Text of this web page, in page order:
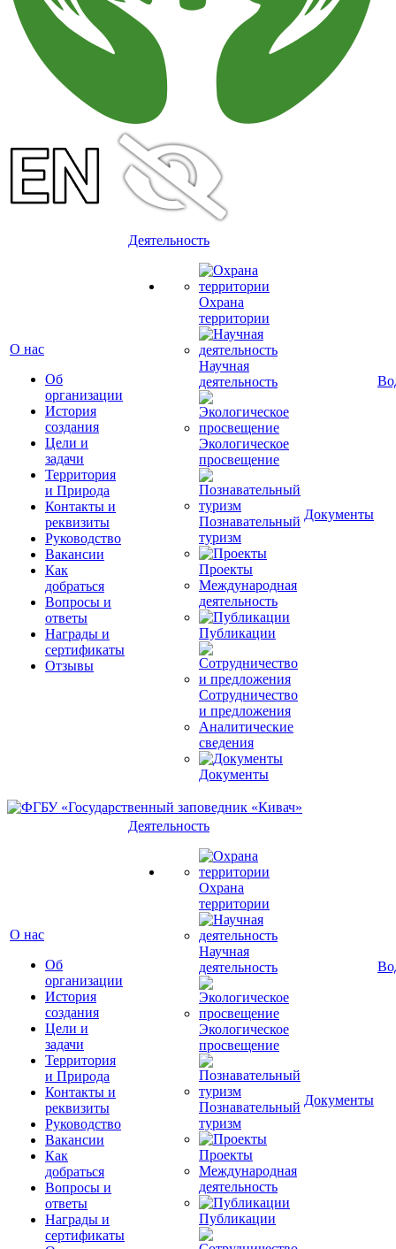
О нас
Об
организации
История
создания
Цели и
задачи
Территория
и Природа
Контакты и
реквизиты
Руководство
Вакансии
Как
добраться
Вопросы и
ответы
Награды и
сертификаты
Отзывы
Деятельность
Охрана
территории
Научная
деятельность
Экологическое
просвещение
Познавательный
туризм
Проекты
Международная
деятельность
Публикации
Сотрудничество
и предложения
Аналитические
сведения
Документы
Документы
О нас
Об
организации
История
создания
Цели и
задачи
Территория
и Природа
Контакты и
реквизиты
Руководство
Вакансии
Как
добраться
Вопросы и
ответы
Награды и
сертификаты
Деятельность
Охрана
территории
Научная
деятельность
Экологическое
просвещение
Познавательный
туризм
Проекты
Международная
деятельность
Публикации
Документы